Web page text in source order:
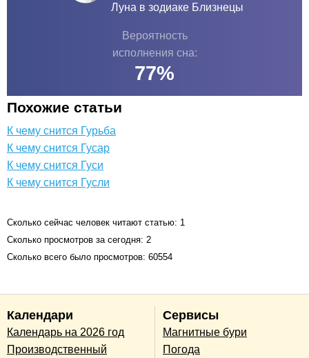
Луна в зодиаке Близнецы
Вероятность
исполнения сна:
77%
Похожие статьи
К чему снится Гурьба
К чему снится Гусар
К чему снится Гуси
К чему снится Гусли
Сколько сейчас человек читают статью: 1
Сколько просмотров за сегодня: 2
Сколько всего было просмотров: 60554
Календари
Календарь на 2026 год
Производственный
Сервисы
Магнитные бури
Погода